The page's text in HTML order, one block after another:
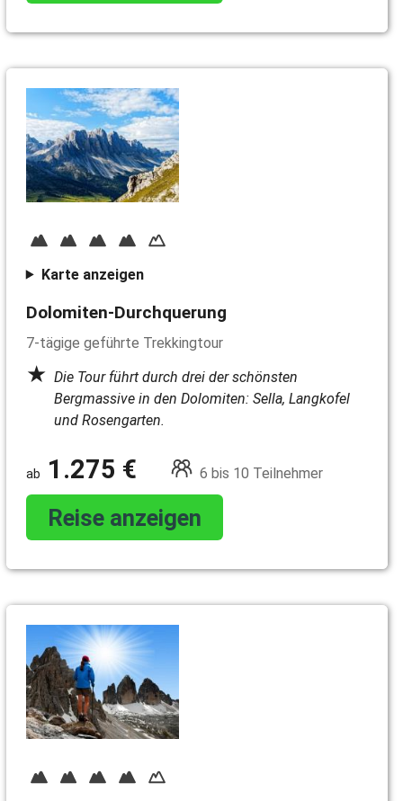
Karte anzeigen
Dolomiten-Durchquerung
7-tägige geführte Trekkingtour
Die Tour führt durch drei der schönsten
Bergmassive in den Dolomiten: Sella, Langkofel
und Rosengarten.
1.275 € 6 bis 10 Teilnehmer
Reise anzeigen